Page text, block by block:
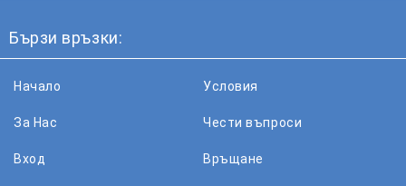
Бързи връзки:
Начало
За Нас
Вход
Условия
Чести въпроси
Връщане